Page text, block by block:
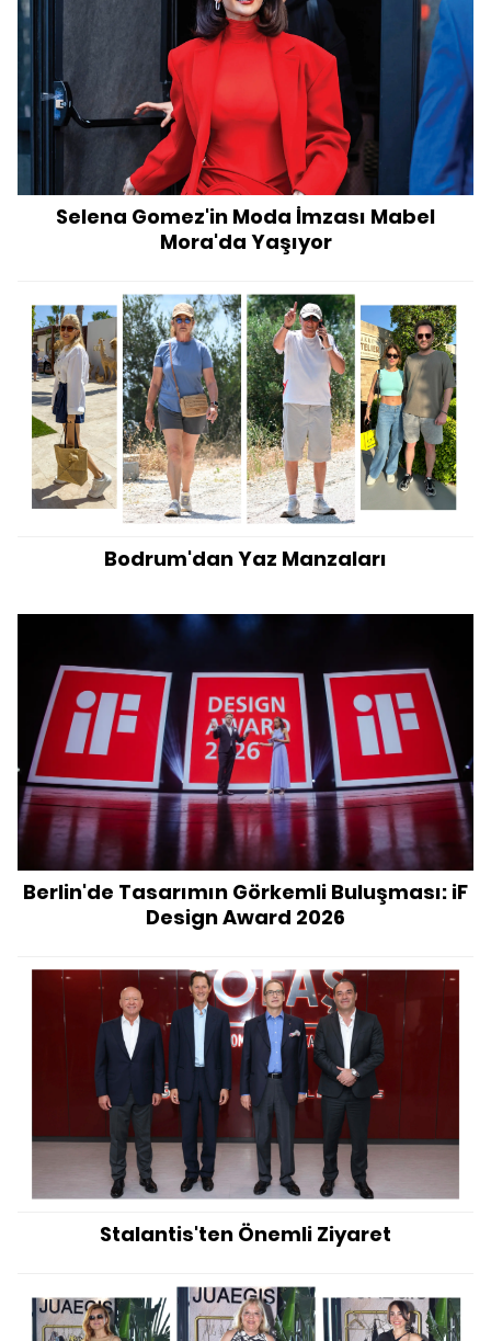
Selena Gomez'in Moda İmzası Mabel
Mora'da Yaşıyor
Bodrum'dan Yaz Manzaları
Berlin'de Tasarımın Görkemli Buluşması: iF
Design Award 2026
Stalantis'ten Önemli Ziyaret